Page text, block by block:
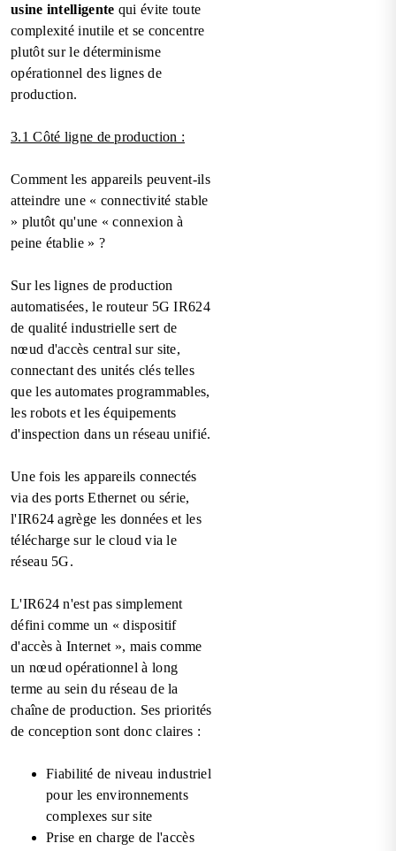
usine intelligente qui évite toute
complexité inutile et se concentre
plutôt sur le déterminisme
opérationnel des lignes de
production.
3.1 Côté ligne de production :
Comment les appareils peuvent-ils
atteindre une « connectivité stable
» plutôt qu'une « connexion à
peine établie » ?
Sur les lignes de production
automatisées, le routeur 5G IR624
de qualité industrielle sert de
nœud d'accès central sur site,
connectant des unités clés telles
que les automates programmables,
les robots et les équipements
d'inspection dans un réseau unifié.
Une fois les appareils connectés
via des ports Ethernet ou série,
l'IR624 agrège les données et les
télécharge sur le cloud via le
réseau 5G.
L'IR624 n'est pas simplement
défini comme un « dispositif
d'accès à Internet », mais comme
un nœud opérationnel à long
terme au sein du réseau de la
chaîne de production. Ses priorités
de conception sont donc claires :
Fiabilité de niveau industriel
pour les environnements
complexes sur site
Prise en charge de l'accès